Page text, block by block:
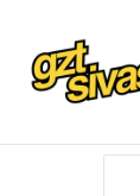
Gündem